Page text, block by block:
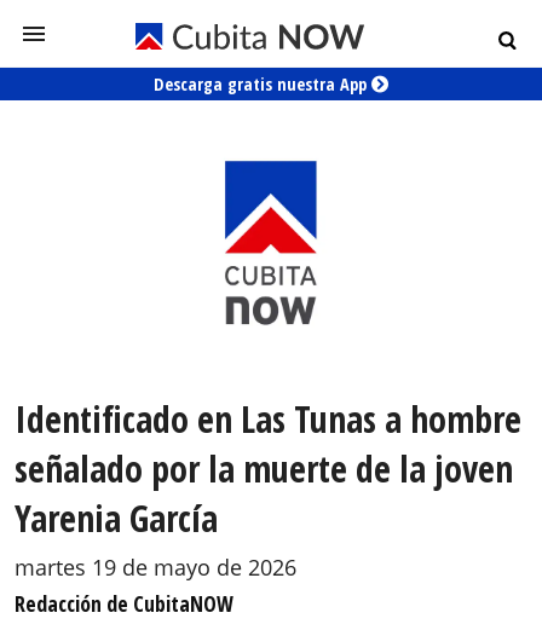
Descarga gratis nuestra App
Identificado en Las Tunas a hombre
señalado por la muerte de la joven
Yarenia García
martes 19 de mayo de 2026
Redacción de CubitaNOW